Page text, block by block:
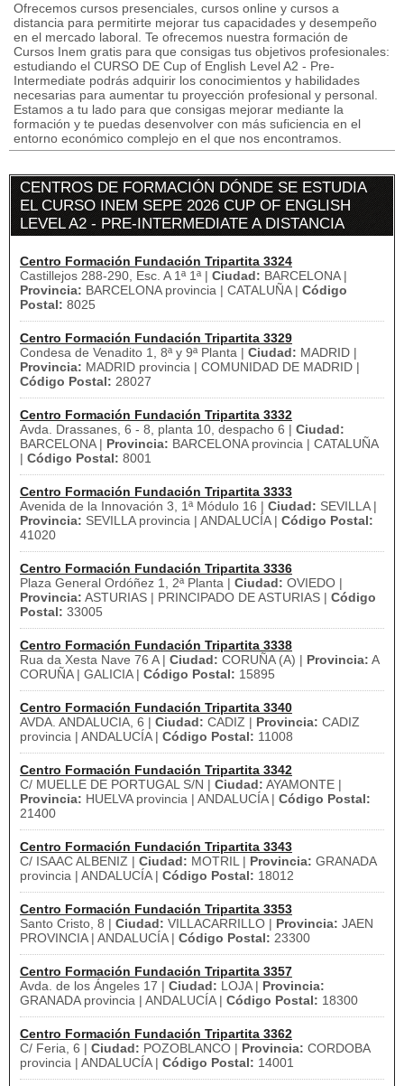
Ofrecemos cursos presenciales, cursos online y cursos a
distancia para permitirte mejorar tus capacidades y desempeño
en el mercado laboral. Te ofrecemos nuestra formación de
Cursos Inem gratis para que consigas tus objetivos profesionales:
estudiando el CURSO DE Cup of English Level A2 - Pre-
Intermediate podrás adquirir los conocimientos y habilidades
necesarias para aumentar tu proyección profesional y personal.
Estamos a tu lado para que consigas mejorar mediante la
formación y te puedas desenvolver con más suficiencia en el
entorno económico complejo en el que nos encontramos.
CENTROS DE FORMACIÓN DÓNDE SE ESTUDIA
EL CURSO INEM SEPE 2026 CUP OF ENGLISH
LEVEL A2 - PRE-INTERMEDIATE A DISTANCIA
Centro Formación Fundación Tripartita 3324
Castillejos 288-290, Esc. A 1ª 1ª | Ciudad: BARCELONA |
Provincia: BARCELONA provincia | CATALUÑA | Código
Postal: 8025
Centro Formación Fundación Tripartita 3329
Condesa de Venadito 1, 8ª y 9ª Planta | Ciudad: MADRID |
Provincia: MADRID provincia | COMUNIDAD DE MADRID |
Código Postal: 28027
Centro Formación Fundación Tripartita 3332
Avda. Drassanes, 6 - 8, planta 10, despacho 6 | Ciudad:
BARCELONA | Provincia: BARCELONA provincia | CATALUÑA
| Código Postal: 8001
Centro Formación Fundación Tripartita 3333
Avenida de la Innovación 3, 1ª Módulo 16 | Ciudad: SEVILLA |
Provincia: SEVILLA provincia | ANDALUCÍA | Código Postal:
41020
Centro Formación Fundación Tripartita 3336
Plaza General Ordóñez 1, 2ª Planta | Ciudad: OVIEDO |
Provincia: ASTURIAS | PRINCIPADO DE ASTURIAS | Código
Postal: 33005
Centro Formación Fundación Tripartita 3338
Rua da Xesta Nave 76 A | Ciudad: CORUÑA (A) | Provincia: A
CORUÑA | GALICIA | Código Postal: 15895
Centro Formación Fundación Tripartita 3340
AVDA. ANDALUCIA, 6 | Ciudad: CADIZ | Provincia: CADIZ
provincia | ANDALUCÍA | Código Postal: 11008
Centro Formación Fundación Tripartita 3342
C/ MUELLE DE PORTUGAL S/N | Ciudad: AYAMONTE |
Provincia: HUELVA provincia | ANDALUCÍA | Código Postal:
21400
Centro Formación Fundación Tripartita 3343
C/ ISAAC ALBENIZ | Ciudad: MOTRIL | Provincia: GRANADA
provincia | ANDALUCÍA | Código Postal: 18012
Centro Formación Fundación Tripartita 3353
Santo Cristo, 8 | Ciudad: VILLACARRILLO | Provincia: JAEN
PROVINCIA | ANDALUCÍA | Código Postal: 23300
Centro Formación Fundación Tripartita 3357
Avda. de los Ángeles 17 | Ciudad: LOJA | Provincia:
GRANADA provincia | ANDALUCÍA | Código Postal: 18300
Centro Formación Fundación Tripartita 3362
C/ Feria, 6 | Ciudad: POZOBLANCO | Provincia: CORDOBA
provincia | ANDALUCÍA | Código Postal: 14001